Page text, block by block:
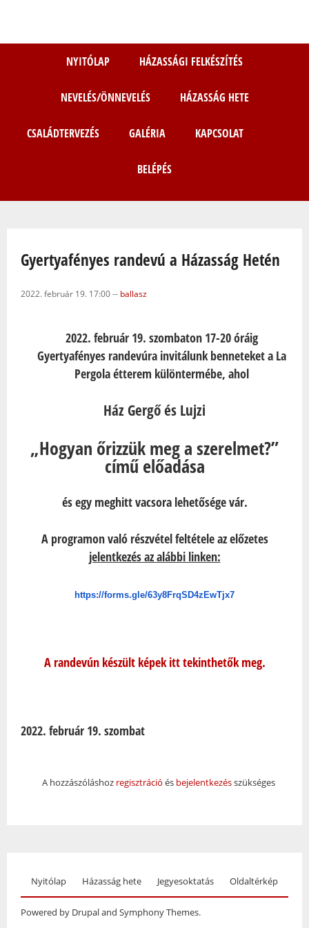
NYITÓLAP HÁZASSÁGI FELKÉSZÍTÉS
NEVELÉS/ÖNNEVELÉS HÁZASSÁG HETE
CSALÁDTERVEZÉS GALÉRIA KAPCSOLAT
BELÉPÉS
Gyertyafényes randevú a Házasság Hetén
2022. február 19. 17:00-- ballasz
2022. február 19. szombaton 17-20 óráig
Gyertyafényes randevúra invitálunk benneteket a La
Pergola étterem különtermébe, ahol
Ház Gergő és Lujzi
„Hogyan őrizzük meg a szerelmet?”
című előadása
és egy meghitt vacsora lehetősége vár.
A programon való részvétel feltétele az előzetes
jelentkezés az alábbi linken:
https://forms.gle/63y8FrqSD4zEwTjx7
A randevún készült képek itt tekinthetők meg.
2022. február 19. szombat
A hozzászóláshoz regisztráció és bejelentkezésszükséges
Nyitólap Házasság hete Jegyesoktatás Oldaltérkép
Powered by Drupal and Symphony Themes.